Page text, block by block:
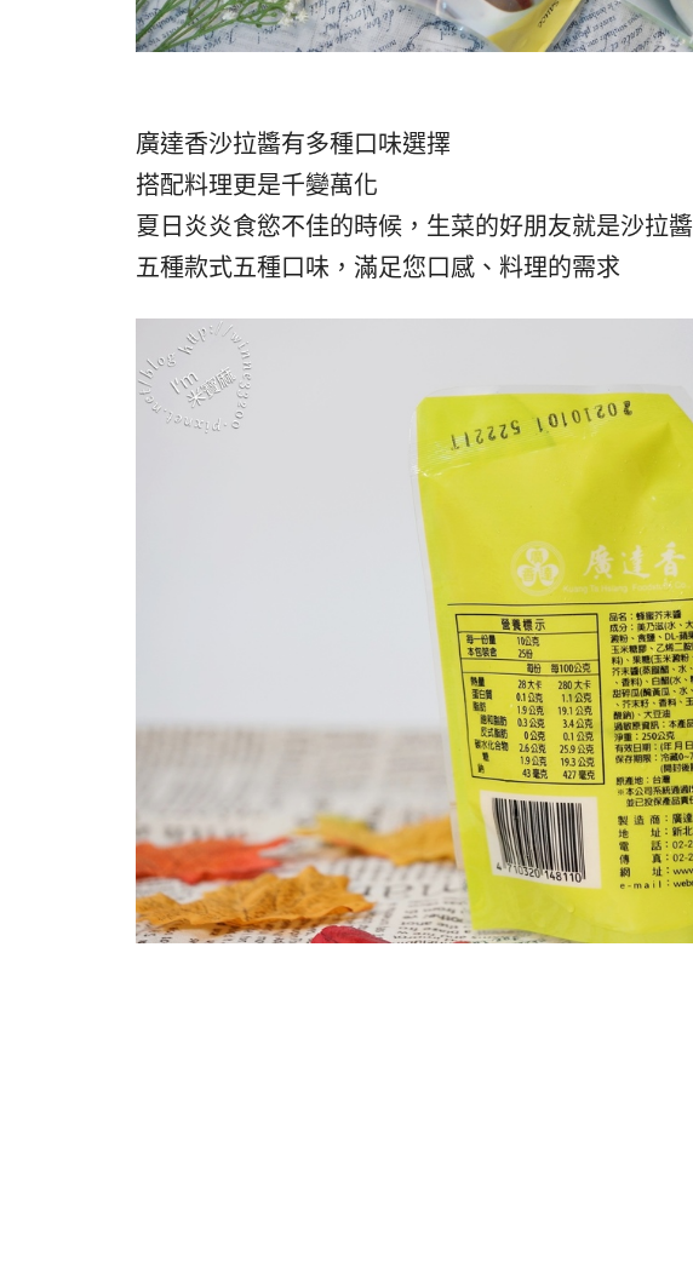
廣達香沙拉醬有多種口味選擇
搭配料理更是千變萬化
夏日炎炎食慾不佳的時候，生菜的好朋友就是沙拉醬
五種款式五種口味，滿足您口感、料理的需求